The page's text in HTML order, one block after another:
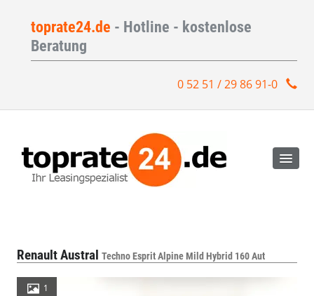
toprate24.de - Hotline - kostenlose
Beratung
0 52 51 / 29 86 91-0
Renault Austral Techno Esprit Alpine Mild Hybrid 160 Aut
1